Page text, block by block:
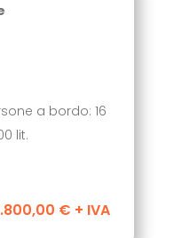
a bordo: 16
lit.
€ + IVA